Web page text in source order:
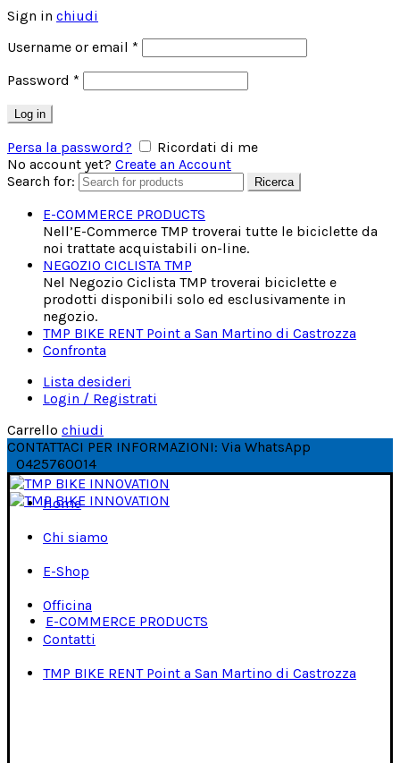
Sign in chiudi
Username or email *
Password *
Log in
Persa la password?
Ricordati di me
No account yet? Create an Account
Search for:
Ricerca
E-COMMERCE PRODUCTS
Nell’E-Commerce TMP troverai tutte le biciclette da
noi trattate acquistabili on-line.
NEGOZIO CICLISTA TMP
Nel Negozio Ciclista TMP troverai biciclette e
prodotti disponibili solo ed esclusivamente in
negozio.
TMP BIKE RENT Point a San Martino di Castrozza
Confronta
Lista desideri
Login / Registrati
Carrello chiudi
CONTATTACI PER INFORMAZIONI: Via WhatsApp
0425760014
Home
Chi siamo
E-Shop
Officina
Contatti
TMP BIKE RENT Point a San Martino di Castrozza
E-COMMERCE PRODUCTS